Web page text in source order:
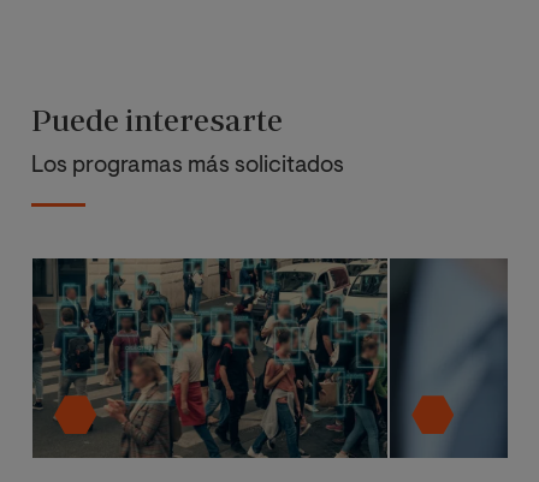
Puede interesarte
Los programas más solicitados